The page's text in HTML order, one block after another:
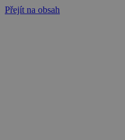
Přejít na obsah